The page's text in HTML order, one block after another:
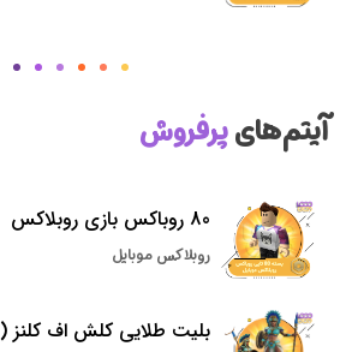
آیتم‌هایپرفروش
80 روباکس بازی روبلاکس
روبلاکس موبایل
بلیت طلایی کلش اف کلنز (3 دلاری)